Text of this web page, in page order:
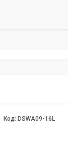
Код: DSWA09-16L